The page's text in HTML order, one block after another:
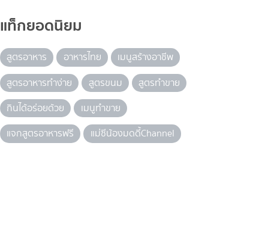
แท็กยอดนิยม
สูตรอาหาร อาหารไทย
เมนูสร้างอาชีพ
สูตรอาหารทำง่าย
สูตรขนม
สูตรทำขาย
กินได้อร่อยด้วย
เมนูทำขาย
แจกสูตรอาหารฟรี
แม่ซีน้องมดดี้Channel